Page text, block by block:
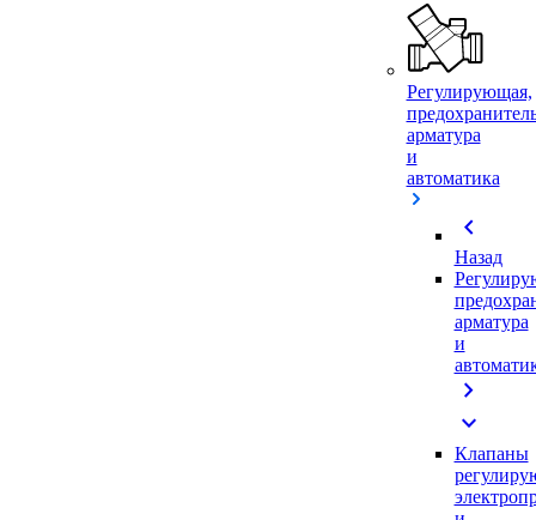
Регулирующая,
арматура
и
автоматика
chevron_left
Назад
арматура
и
chevron_right
expand_more
Клапаны